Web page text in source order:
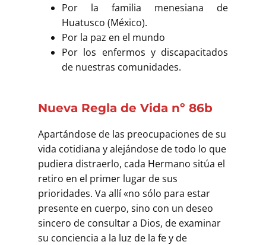
Por la familia menesiana de
Huatusco (México).
Por la paz en el mundo
Por los enfermos y discapacitados
de nuestras comunidades.
Nueva Regla de Vida nº 86b
Apartándose de las preocupaciones de su
vida cotidiana y alejándose de todo lo que
pudiera distraerlo, cada Hermano sitúa el
retiro en el primer lugar de sus
prioridades. Va allí «no sólo para estar
presente en cuerpo, sino con un deseo
sincero de consultar a Dios, de examinar
su conciencia a la luz de la fe y de